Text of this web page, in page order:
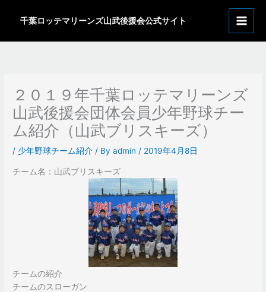
千葉ロッテマリーンズ山武後援会公式サイト
２０１９年千葉ロッテマリーンズ
山武後援会団体会員少年野球チー
ム紹介（山武ブリスキーズ）
/ 少年野球チーム紹介 / Byadmin/ 2019年4月8日
チーム名：山武ブリスキーズ
チームの紹介
チームのスローガン
ー